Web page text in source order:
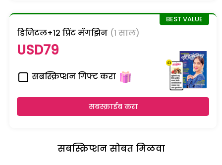
डिजिटल+१२ प्रिंट मॅगझिन (1 साल)
USD79
सबस्क्रिप्शन गिफ्ट करा
सबस्क्राईब करा
सबस्क्रिप्शन सोबत मिळवा